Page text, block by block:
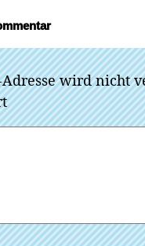
wird nicht